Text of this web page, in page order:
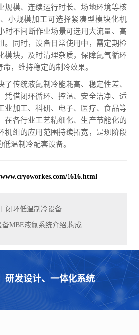
规模、连续运行时长、场地环境等核
小规模加工可选择紧凑型模块化机
时不间断作业场景可选用大流量、高
。同时，设备日常使用中，需定期检
模块，及时清理杂质，保障氮气循环
，维持稳定的制冷效果。
传统液氮制冷能耗高、稳定性差、
凭借闭环循环、控温、安全洁净、适
业加工、科研、电子、医疗、食品等
在各行业工艺精细化、生产节能化的
机组的应用范围持续拓宽，是现阶段
温制冷配套设备。
1616.html
_闭环低温制冷设备
备MBE液氮系统介绍,构成
研发设计、一体化系统